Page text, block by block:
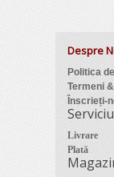
Despre
Politica
Termeni
Înscrieți-
Livrare
Plată